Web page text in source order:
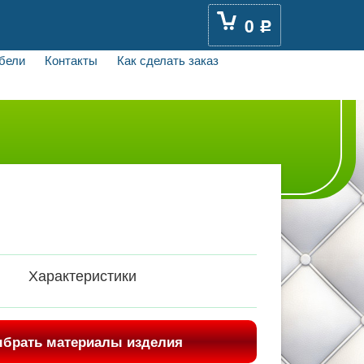
0 Р
Контакты
Как сделать заказ
Характеристики
материалы изделия